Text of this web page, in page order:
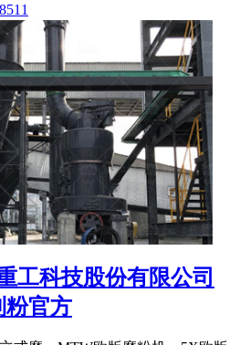
工科技股份有限公司
粉官方